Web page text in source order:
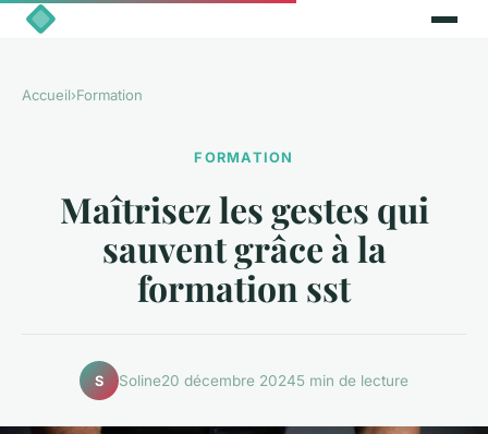
Accueil›Formation
FORMATION
Maîtrisez les gestes qui
sauvent grâce à la
formation sst
S Soline20 décembre 20245 min de lecture